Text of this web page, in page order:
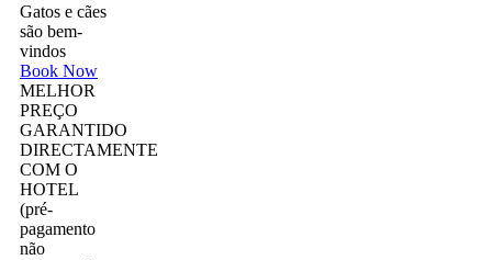
Gatos e cães
são bem-
vindos
Book Now
MELHOR
PREÇO
GARANTIDO
DIRECTAMENTE
COM O
HOTEL
(pré-
pagamento
não